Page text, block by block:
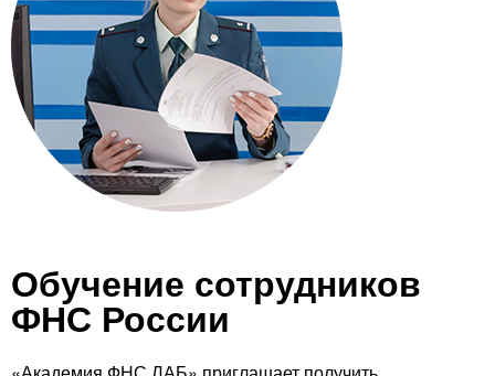
Контакты
Блог
Обучение сотрудников
ФНС России